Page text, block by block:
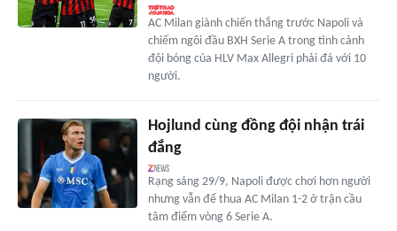
AC Milan giành chiến thắng trước Napoli và
chiếm ngôi đầu BXH Serie A trong tình cảnh
đội bóng của HLV Max Allegri phải đá với 10
người.
Hojlund cùng đồng đội nhận trái
đắng
Rạng sáng 29/9, Napoli được chơi hơn người
nhưng vẫn để thua AC Milan 1-2 ở trận cầu
tâm điểm vòng 6 Serie A.